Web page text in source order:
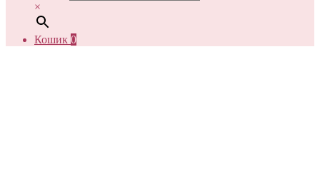
×
Кошик 0